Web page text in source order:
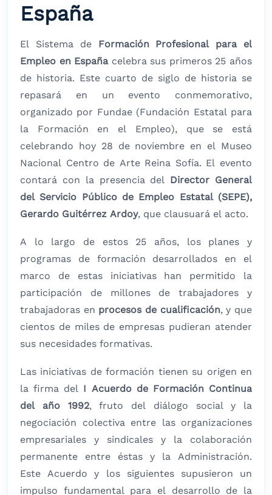
España
El Sistema de Formación Profesional para el
Empleo en Españacelebra sus primeros 25 años
de historia. Este cuarto de siglo de historia se
repasará en un evento conmemorativo,
organizado por Fundae (Fundación Estatal para
la Formación en el Empleo), que se está
celebrando hoy 28 de noviembre en el Museo
Nacional Centro de Arte Reina Sofía. El evento
contará con la presencia del Director General
del Servicio Público de Empleo Estatal (SEPE),
Gerardo Guitérrez Ardoy, que clausuará el acto.
A lo largo de estos 25 años, los planes y
programas de formación desarrollados en el
marco de estas iniciativas han permitido la
participación de millones de trabajadores y
trabajadoras en procesos de cualificación, y que
cientos de miles de empresas pudieran atender
sus necesidades formativas.
Las iniciativas de formación tienen su origen en
la firma del I Acuerdo de Formación Continua
del año 1992, fruto del diálogo social y la
negociación colectiva entre las organizaciones
empresariales y sindicales y la colaboración
permanente entre éstas y la Administración.
Este Acuerdo y los siguientes supusieron un
impulso fundamental para el desarrollo de la